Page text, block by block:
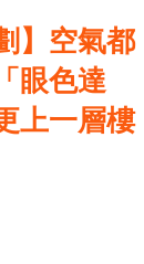
】空氣都
眼色達
上一層樓